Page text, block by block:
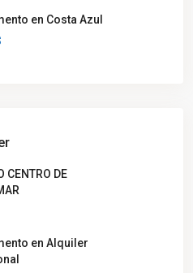
en Costa Azul
CENTRO DE
en Alquiler